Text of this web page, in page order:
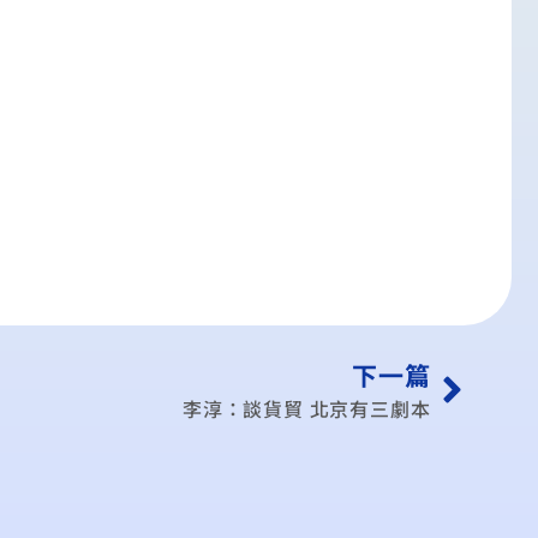
下一篇
李淳：談貨貿 北京有三劇本